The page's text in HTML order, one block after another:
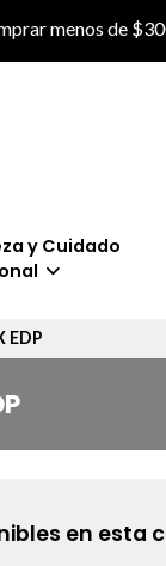
menos de
y Cuidado
EDP
en esta